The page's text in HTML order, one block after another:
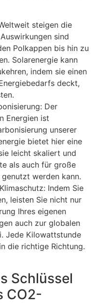
steigen die
sind
Polkappen bis hin zu
Solarenergie kann
indem sie einen
deckt,
Der
Energien ist
unserer
bietet hier eine
leicht skaliert und
als auch für große
werden kann.
Indem Sie
leisten Sie nicht nur
Ihres eigenen
auch zur globalen
Jede Kilowattstunde
die richtige Richtung.
Schlüssel
CO2-